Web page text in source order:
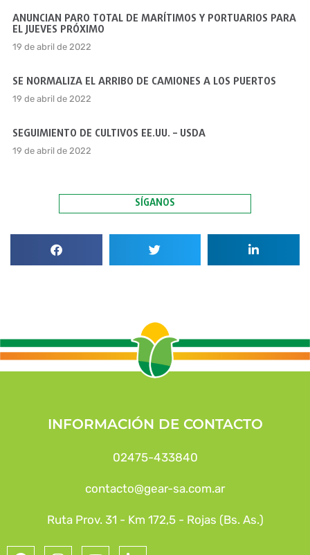
ANUNCIAN PARO TOTAL DE MARÍTIMOS Y PORTUARIOS PARA
EL JUEVES PRÓXIMO
19 de abril de 2022
SE NORMALIZA EL ARRIBO DE CAMIONES A LOS PUERTOS
19 de abril de 2022
SEGUIMIENTO DE CULTIVOS EE.UU. – USDA
19 de abril de 2022
SÍGANOS
INFORMACIÓN DE CONTACTO
02475-433840
contacto@gear-sa.com.ar
Ruta Prov. 31 - Km 172,5 - Rojas (Bs. As.)